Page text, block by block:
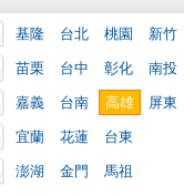
基隆 台北 桃園
新竹
苗栗 台中 彰化 南投
嘉義 台南 高雄
屏東
宜蘭 花蓮
台東
澎湖 金門 馬祖